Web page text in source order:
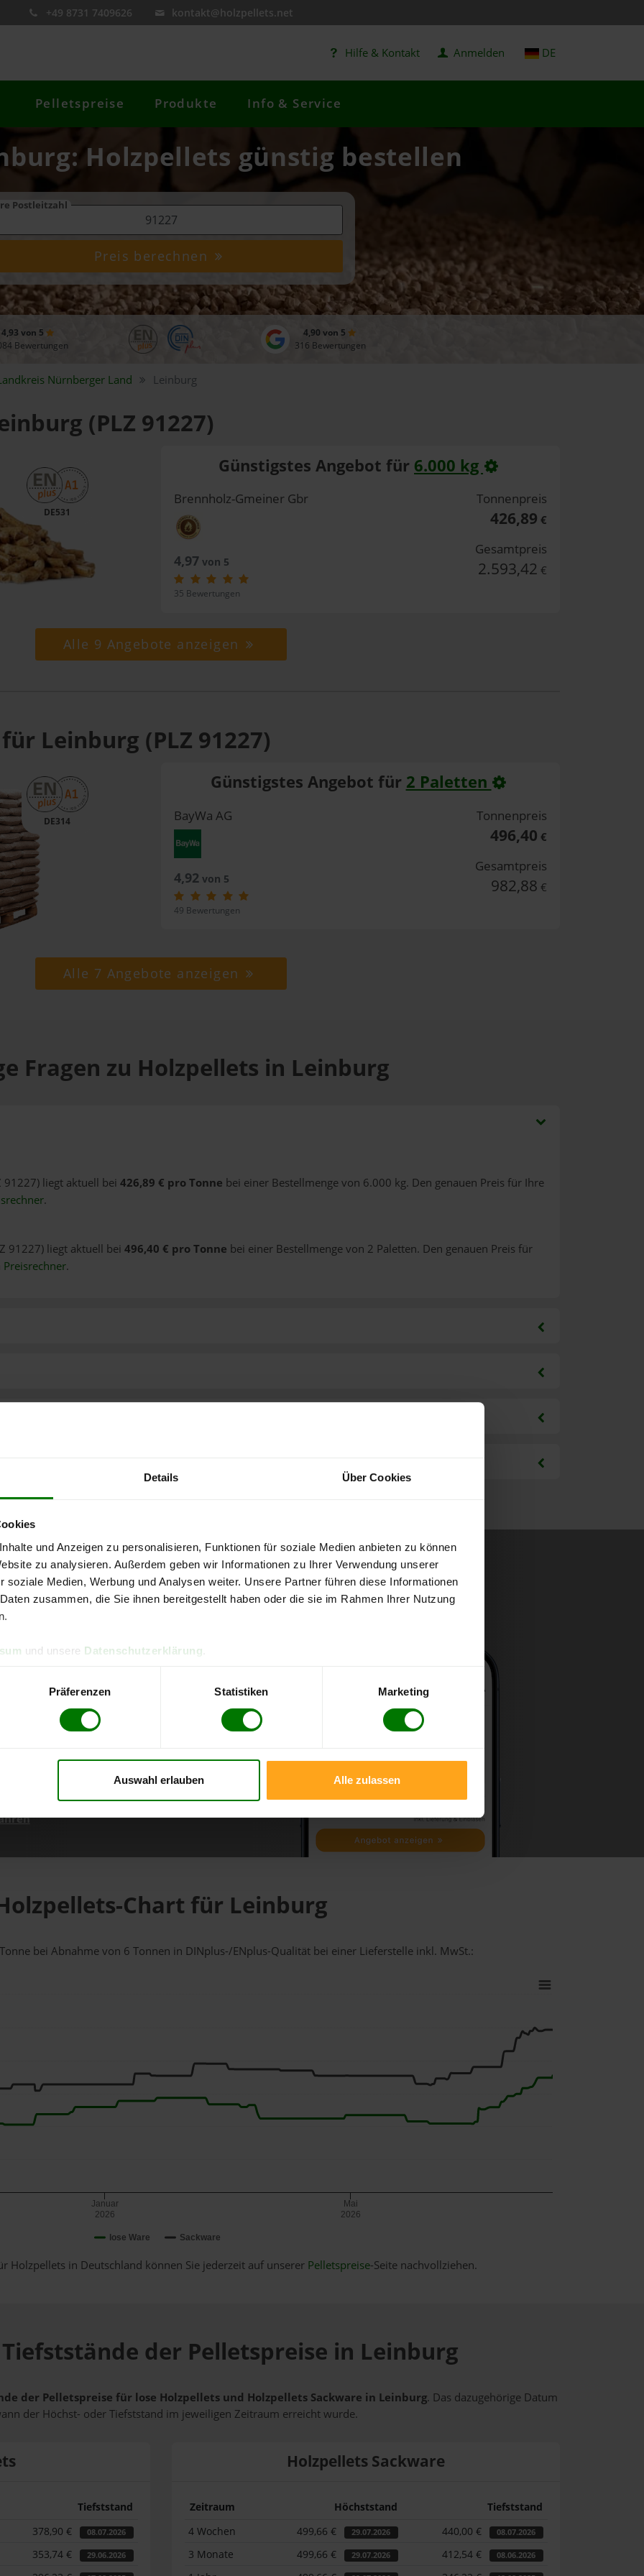
Details Über Cookies
und Anzeigen zu personalisieren, Funktionen für soziale Medien anbieten zu können
zu analysieren. Außerdem geben wir Informationen zu Ihrer Verwendung unserer
soziale Medien, Werbung und Analysen weiter. Unsere Partner führen diese Informationen
zusammen, die Sie ihnen bereitgestellt haben oder die sie im Rahmen Ihrer Nutzung
und unsere Datenschutzerklärung
Präferenzen Statistiken Marketing
Auswahl erlauben Alle zulassen
+49 8731 7409626 kontakt@holzpellets.net
Hilfe & Kontakt Anmelden DE
Pelletspreise Produkte Info & Service
Holzpellets günstig bestellen
Postleitzahl
Preis berechnen
4,93 von 5
Bewertungen
4,90 von 5
316 Bewertungen
Nürnberger Land Leinburg
(PLZ 91227)
DE531
Günstigstes Angebot für 6.000 kg
Brennholz-Gmeiner Gbr
4,97von 5
35 Bewertungen
Tonnenpreis
426,89 €
Gesamtpreis
2.593,42 €
Alle 9 Angebote anzeigen
Leinburg (PLZ 91227)
DE314
Günstigstes Angebot für 2 Paletten
BayWa AG
4,92von 5
49 Bewertungen
Tonnenpreis
496,40 €
Gesamtpreis
982,88 €
Alle 7 Angebote anzeigen
Fragen zu Holzpellets in Leinburg
91227) liegt aktuell bei 426,89 € pro Tonne bei einer Bestellmenge von 6.000 kg. Den genauen Preis für Ihre
.
91227) liegt aktuell bei 496,40 € pro Tonne bei einer Bestellmenge von 2 Paletten. Den genauen Preis für
Preisrechner.
kostenlose
direkt online bestellen
aktuellen Stand
Chart für Leinburg
bei Abnahmevon 6 Tonnen in DINplus-/ENplus-Qualität bei einer Lieferstelle inkl. MwSt.:
lose Ware Sackware
Januar
2026
Mai
2026
Holzpellets in Deutschland können Sie jederzeit auf unserer Pelletspreise-Seite nachvollziehen.
der Pelletspreise in Leinburg
der Pelletspreise für lose Holzpellets und Holzpellets Sackware in Leinburg. Das dazugehörige Datum
der Höchst- oder Tiefststand im jeweiligen Zeitraum erreicht wurde.
Tiefststand
378,90 € 08.07.2026
353,74 € 29.06.2026
Holzpellets Sackware
Zeitraum Höchststand
Tiefststand
4 Wochen
499,66 € 29.07.2026 440,00 € 08.07.2026
3 Monate 499,66 € 29.07.2026 412,54 € 08.06.2026